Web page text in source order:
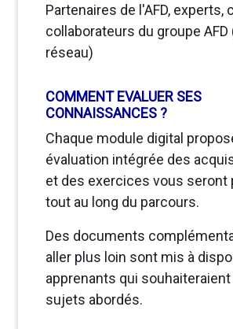
Partenaires de l'AFD, experts,
collaborateurs du groupe
réseau)
COMMENT EVALUER SES
CONNAISSANCES ?
Chaque module digital
évaluation intégrée des
et des exercices vous seront
tout au long du parcours.
Des documents
aller plus loin sont mis à
apprenants qui
sujets abordés.